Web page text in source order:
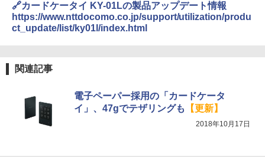
🔗カードケータイ KY-01Lの製品アップデート情報
https://www.nttdocomo.co.jp/support/utilization/produ
ct_update/list/ky01l/index.html
関連記事
電子ペーパー採用の「カードケータ
イ」、47gでテザリングも
【更新】
2018年10月17日